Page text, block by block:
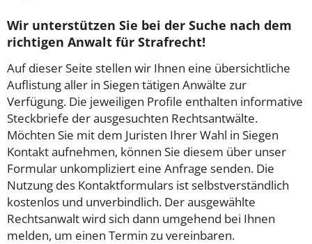
Wir unterstützen Sie bei der Suche nach dem
richtigen Anwalt für Strafrecht!
Auf dieser Seite stellen wir Ihnen eine übersichtliche
Auflistung aller in Siegen tätigen Anwälte zur
Verfügung. Die jeweiligen Profile enthalten informative
Steckbriefe der ausgesuchten Rechtsantwälte.
Möchten Sie mit dem Juristen Ihrer Wahl in Siegen
Kontakt aufnehmen, können Sie diesem über unser
Formular unkompliziert eine Anfrage senden. Die
Nutzung des Kontaktformulars ist selbstverständlich
kostenlos und unverbindlich. Der ausgewählte
Rechtsanwalt wird sich dann umgehend bei Ihnen
melden, um einen Termin zu vereinbaren.